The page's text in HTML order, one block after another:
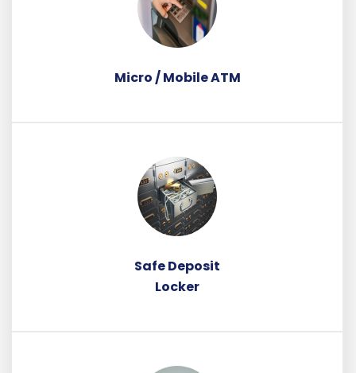
Micro / Mobile ATM
Safe Deposit
Locker